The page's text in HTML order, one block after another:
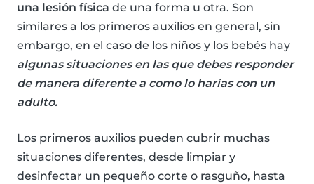
una lesión física de una forma u otra. Son
similares a los primeros auxilios en general, sin
embargo, en el caso de los niños y los bebés hay
algunas situaciones en las que debes responder
de manera diferente a como lo harías con un
adulto.
Los primeros auxilios pueden cubrir muchas
situaciones diferentes, desde limpiar y
desinfectar un pequeño corte o rasguño, hasta